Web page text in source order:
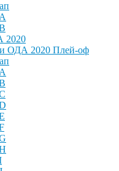
2020
ОДА 2020 Плей-оф